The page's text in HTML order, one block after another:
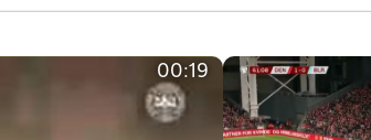
00:19